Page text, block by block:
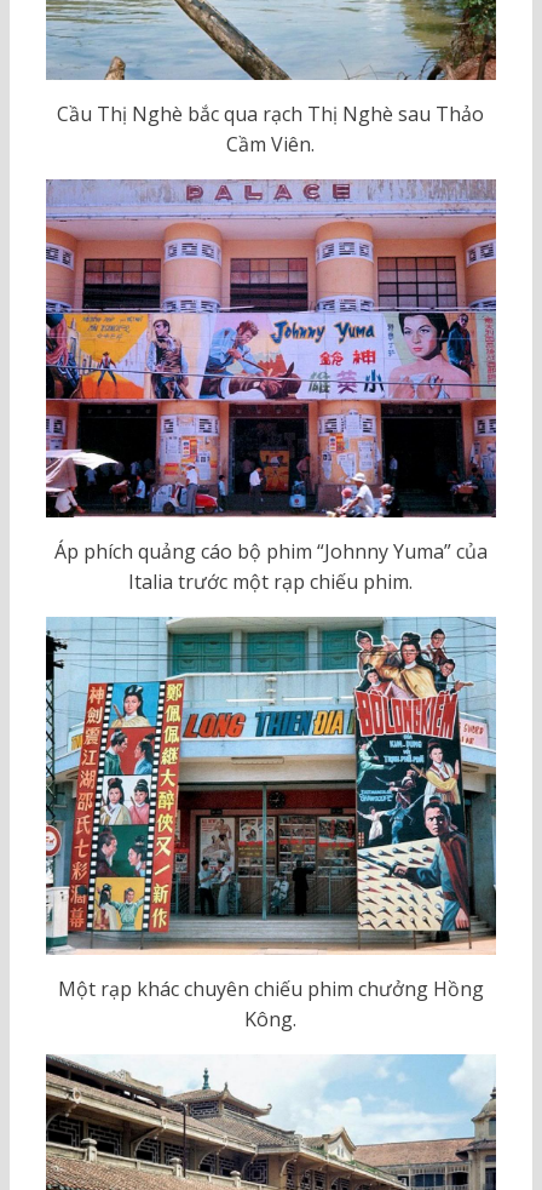
Cầu Thị Nghè bắc qua rạch Thị Nghè sau Thảo
Cầm Viên.
Áp phích quảng cáo bộ phim “Johnny Yuma” của
Italia trước một rạp chiếu phim.
Một rạp khác chuyên chiếu phim chưởng Hồng
Kông.